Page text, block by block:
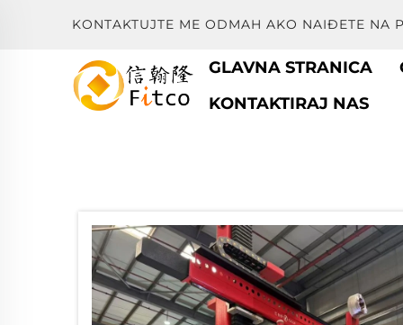
KONTAKTUJTE ME ODMAH AKO NAIĐETE NA
GLAVNA STRANICA
KONTAKTIRAJ NAS